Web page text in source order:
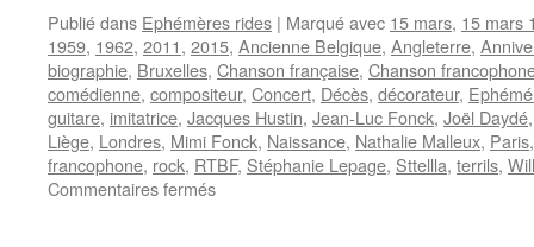
Publié dans Ephémères rides | Marqué avec 15 mars, 15 mars
1959, 1962, 2011, 2015, Ancienne Belgique, Angleterre,
biographie, Bruxelles, Chanson française, Chanson
comédienne, compositeur, Concert, Décès, décorateur,
guitare, imitatrice, Jacques Hustin, Jean-Luc Fonck, Joël Daydé
Liège, Londres, Mimi Fonck, Naissance, Nathalie Malleux, Paris
francophone, rock, RTBF, Stéphanie Lepage, Sttellla, terrils,
Commentaires ferméssur